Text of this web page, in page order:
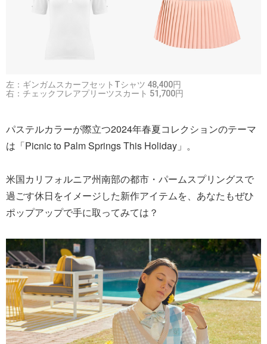
左：ギンガムスカーフセットTシャツ 48,400円
右：チェックフレアプリーツスカート 51,700円
パステルカラーが際立つ2024年春夏コレクションのテーマ
は「Picnic to Palm Springs This Holiday」。
米国カリフォルニア州南部の都市・パームスプリングスで
過ごす休日をイメージした新作アイテムを、あなたもぜひ
ポップアップで手に取ってみては？